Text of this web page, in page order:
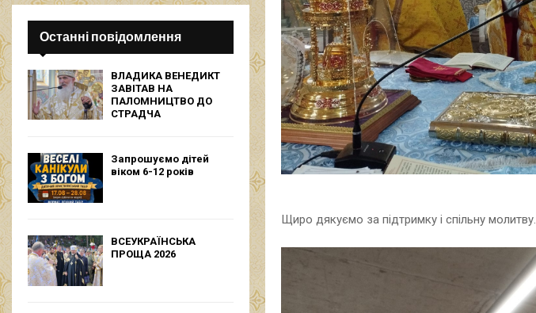
Щиро дякуємо за підтримку і спільну молитву.
Останні повідомлення
ВЛАДИКА ВЕНЕДИКТ
ЗАВІТАВ НА
ПАЛОМНИЦТВО ДО
СТРАДЧА
Запрошуємо дітей
віком 6-12 років
ВСЕУКРАЇНСЬКА
ПРОЩА 2026